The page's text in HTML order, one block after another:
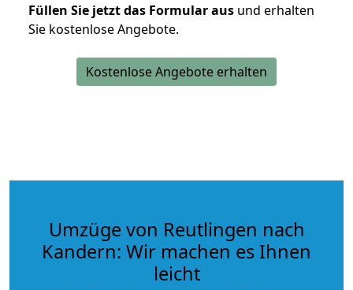
Füllen Sie jetzt das Formular aus und erhalten
Sie kostenlose Angebote.
Kostenlose Angebote erhalten
Umzüge von Reutlingen nach
Kandern: Wir machen es Ihnen
leicht